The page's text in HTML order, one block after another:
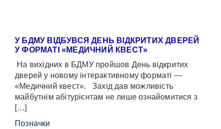
У БДМУ ВІДБУВСЯ ДЕНЬ ВІДКРИТИХ ДВЕРЕЙ
У ФОРМАТІ «МЕДИЧНИЙ КВЕСТ»
На вихідних в БДМУ пройшов День відкритих
дверей у новому інтерактивному форматі —
«Медичний квест». Захід дав можливість
майбутнім абітурієнтам не лише ознайомитися з
[…]
Позначки